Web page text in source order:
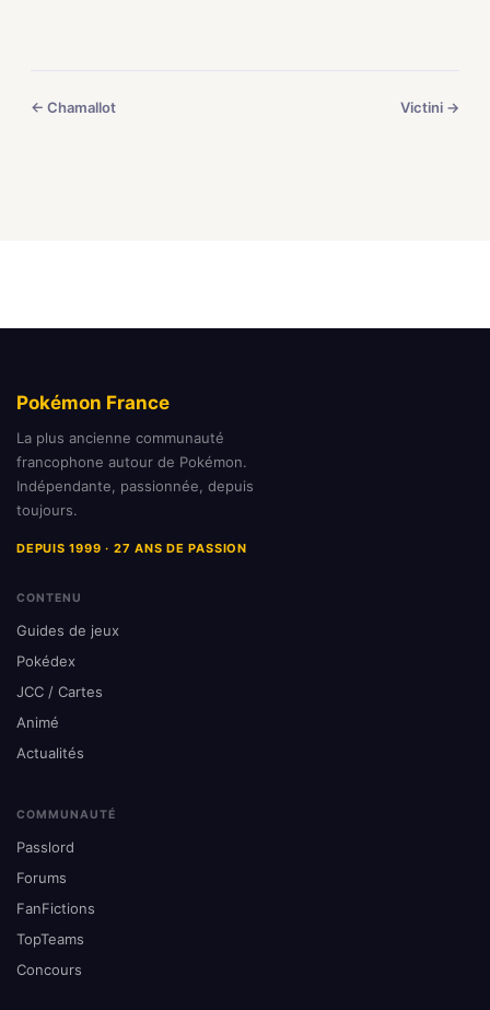
← Chamallot Victini →
Pokémon France
La plus ancienne communauté
francophone autour de Pokémon.
Indépendante, passionnée, depuis
toujours.
DEPUIS 1999 · 27 ANS DE PASSION
CONTENU
Guides de jeux
Pokédex
JCC / Cartes
Animé
Actualités
COMMUNAUTÉ
Passlord
Forums
FanFictions
TopTeams
Concours